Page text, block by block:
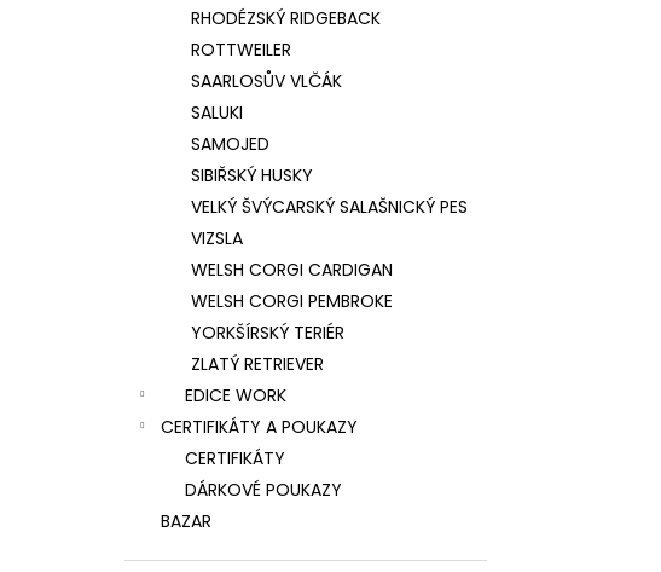
RHODÉZSKÝ RIDGEBACK
ROTTWEILER
SAARLOSŮV VLČÁK
SALUKI
SAMOJED
SIBIŘSKÝ HUSKY
VELKÝ ŠVÝCARSKÝ SALAŠNICKÝ PES
VIZSLA
WELSH CORGI CARDIGAN
WELSH CORGI PEMBROKE
YORKŠÍRSKÝ TERIÉR
ZLATÝ RETRIEVER
EDICE WORK
CERTIFIKÁTY A POUKAZY
CERTIFIKÁTY
DÁRKOVÉ POUKAZY
BAZAR